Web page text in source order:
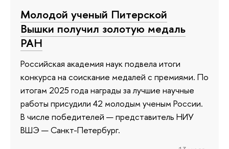
Молодой ученый Питерской
Вышки получил золотую медаль
РАН
Российская академия наук подвела итоги
конкурса на соискание медалей с премиями. По
итогам 2025 года награды за лучшие научные
работы присудили 42 молодым ученым России.
В числе победителей — представитель НИУ
ВШЭ — Санкт-Петербург.